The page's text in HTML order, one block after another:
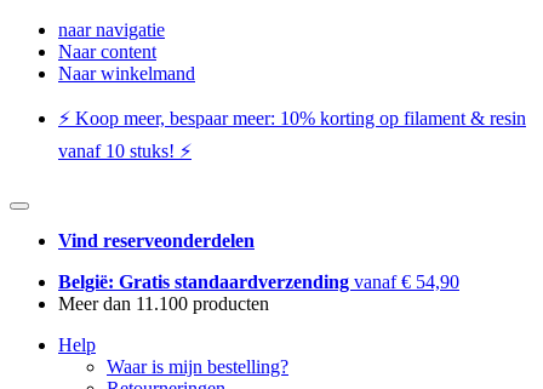
naar navigatie
Naar content
Naar winkelmand
⚡️ Koop meer, bespaar meer: ​​10% korting op filament & resin
vanaf 10 stuks! ⚡️
Vind reserveonderdelen
België: Gratis standaardverzending vanaf € 54,90
Meer dan 11.100 producten
Help
Waar is mijn bestelling?